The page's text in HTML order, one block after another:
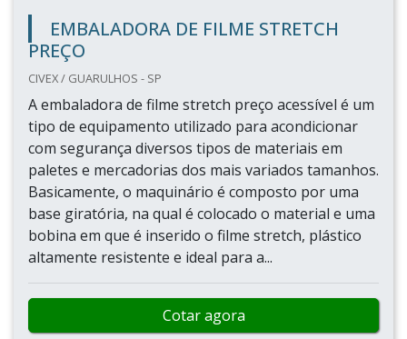
EMBALADORA DE FILME STRETCH
PREÇO
CIVEX / GUARULHOS - SP
A embaladora de filme stretch preço acessível é um
tipo de equipamento utilizado para acondicionar
com segurança diversos tipos de materiais em
paletes e mercadorias dos mais variados tamanhos.
Basicamente, o maquinário é composto por uma
base giratória, na qual é colocado o material e uma
bobina em que é inserido o filme stretch, plástico
altamente resistente e ideal para a...
Cotar agora